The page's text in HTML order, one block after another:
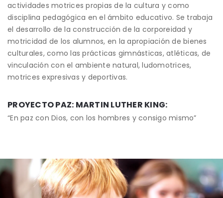
actividades motrices propias de la cultura y como
disciplina pedagógica en el ámbito educativo. Se trabaja
el desarrollo de la construcción de la corporeidad y
motricidad de los alumnos, en la apropiación de bienes
culturales, como las prácticas gimnásticas, atléticas, de
vinculación con el ambiente natural, ludomotrices,
motrices expresivas y deportivas.
PROYECTO PAZ: MARTIN LUTHER KING:
“En paz con Dios, con los hombres y consigo mismo”